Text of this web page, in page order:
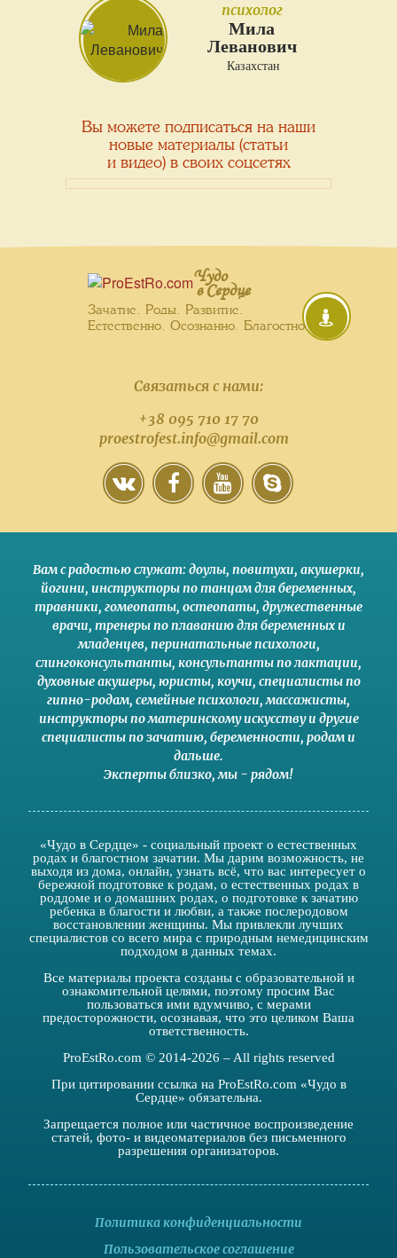
психолог
Мила
Леванович
Казахстан
Вы можете подписаться на наши
новые материалы (статьи
и видео) в своих соцсетях
Чудо
в Сердце
Зачатие. Роды. Развитие.
Естественно. Осознанно. Благостно.
Связаться с нами:
+38 095 710 17 70
proestrofest.info@gmail.com
Вам с радостью служат:доулы, повитухи, акушерки,
йогини, инструкторы по танцам для беременных,
травники, гомеопаты, остеопаты, дружественные
врачи, тренеры по плаванию для беременных и
младенцев, перинатальные психологи,
слингоконсультанты, консультанты по лактации,
духовные акушеры, юристы, коучи, специалисты по
гипно-родам, семейные психологи,массажисты,
инструкторы по материнскому искусствуи другие
специалисты по зачатию, беременности, родами
дальше.
Эксперты близко,мы - рядом!
«Чудо в Сердце» - социальный проект о естественных
родах и благостном зачатии. Мы дарим возможность, не
выходя из дома, онлайн, узнать всё, что вас интересует о
бережной подготовке к родам, о естественных родах в
роддоме и о домашних родах, о подготовке к зачатию
ребенка в благости и любви, а также послеродовом
восстановлении женщины. Мы привлекли лучших
специалистов со всего мира с природным немедицинским
подходом в данных темах.
Все материалы проекта созданы с образовательной и
ознакомительной целями, поэтому просим Вас
пользоваться ими вдумчиво, с мерами
предосторожности, осознавая, что это целиком Ваша
ответственность.
ProEstRo.com © 2014-2026 – All rights reserved
При цитировании ссылка на ProEstRo.com «Чудо в
Сердце» обязательна.
Запрещается полное или частичное воспроизведение
статей, фото- и видеоматериалов без письменного
разрешения организаторов.
Политика конфиденциальности
Пользовательское соглашение